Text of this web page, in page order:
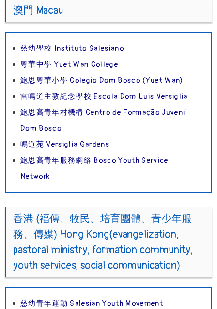
澳門 Macau
慈幼學校 Instituto Salesiano
粵華中學 Yuet Wan College
鮑思粵華小學 Colegio Dom Bosco (Yuet Wan)
雷鳴道主教紀念學校 Escola Dom Luis Versiglia
鮑思高青年村機構 Centro de Formação Juvenil
Dom Bosco
鳴道苑 Versiglia Gardens
鮑思高青年服務網絡 Bosco Youth Service
Network
香港 (福傳、牧民、培育團體、青少年服
務、傳媒) Hong Kong(evangelization,
pastoral ministry, formation community,
youth services, social communication)
慈幼青年運動 Salesian Youth Movement